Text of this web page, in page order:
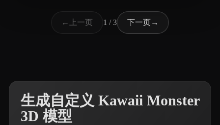
←
上一页 1 / 3 下一页→
生成自定义 Kawaii Monster
3D 模型